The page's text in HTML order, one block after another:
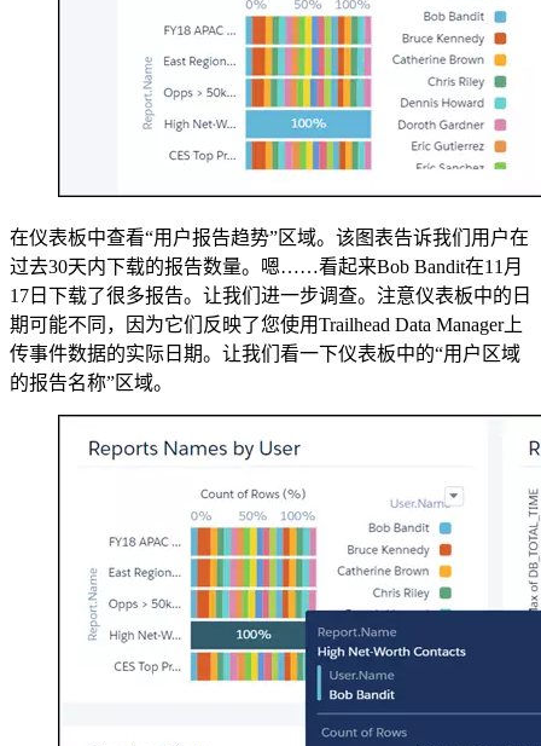
在仪表板中查看“用户报告趋势”区域。该图表告诉我们用户在
过去30天内下载的报告数量。嗯……看起来Bob Bandit在11月
17日下载了很多报告。让我们进一步调查。注意仪表板中的日
期可能不同，因为它们反映了您使用Trailhead Data Manager上
传事件数据的实际日期。让我们看一下仪表板中的“用户区域
的报告名称”区域。